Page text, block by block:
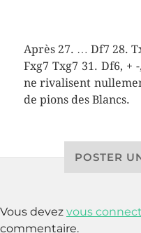
Après 27. … Df7 28.
Fxg7 Txg7 31. Df6, +
ne rivalisent
de pions des Blancs.
POSTER
Vous devez vous
commentaire.